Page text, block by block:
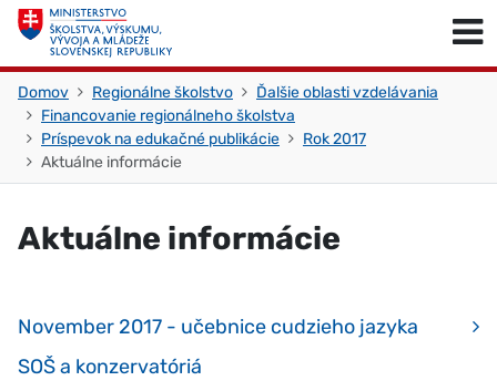
Skočiť na obsah
Domov Regionálne školstvo
Ďalšie oblasti vzdelávania
Financovanie regionálneho školstva
Príspevok na edukačné publikácie
Rok 2017
Aktuálne informácie
Aktuálne informácie
November 2017 - učebnice cudzieho jazyka
SOŠ a konzervatóriá
Skočiť na začiatok stránky